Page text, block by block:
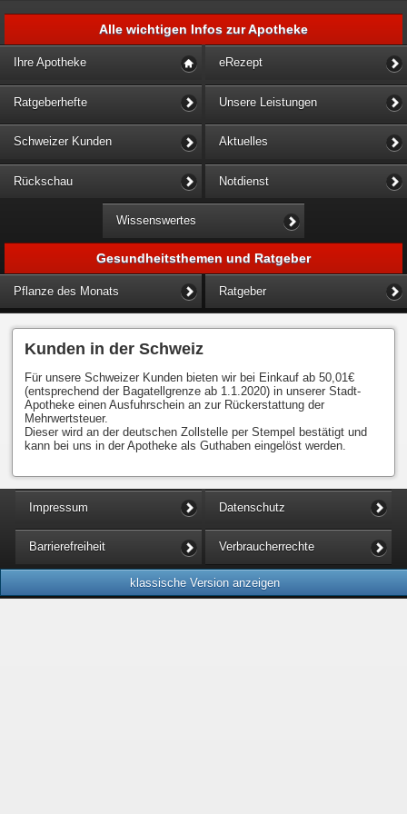
Alle wichtigen Infos zur Apotheke
Ihre Apotheke eRezept
Ratgeberhefte Unsere Leistungen
Schweizer Kunden Aktuelles
Rückschau Notdienst
Wissenswertes
Gesundheitsthemen und Ratgeber
Pflanze des Monats Ratgeber
Kunden in der Schweiz
Für unsere Schweizer Kunden bieten wir bei Einkauf ab 50,01€
(entsprechend der Bagatellgrenze ab 1.1.2020) in unserer Stadt-
Apotheke einen Ausfuhrschein an zur Rückerstattung der
Mehrwertsteuer.
Dieser wird an der deutschen Zollstelle per Stempel bestätigt und
kann bei uns in der Apotheke als Guthaben eingelöst werden.
Impressum Datenschutz
Barrierefreiheit Verbraucherrechte
klassische Version anzeigen